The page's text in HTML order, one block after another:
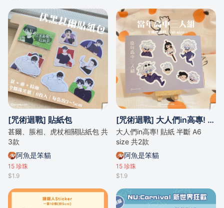
[咒術迴戰] 貼紙包
甚爾、脹相、虎杖相關貼紙包 共
3款
阿魚是笨貓
15 珍珠
$1.9
[咒術迴戰] 大人們in高專! 貼紙
大人們in高專! 貼紙 半斷 A6
size 共2款
阿魚是笨貓
15 珍珠
$1.9